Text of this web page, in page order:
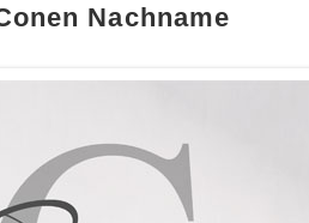
Nachname